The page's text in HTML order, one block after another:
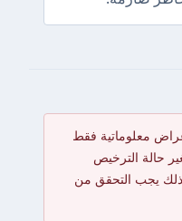
معلوماتية فقط
حالة الترخيص
لذلك يجب التحقق من